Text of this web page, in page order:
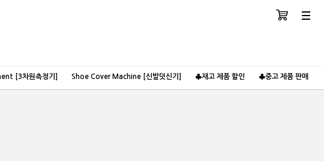
[3차원측정기] Shoe Cover Machine [신발덧신기] ♣재고 제품 할인 ♣중고 제품 판매
분류